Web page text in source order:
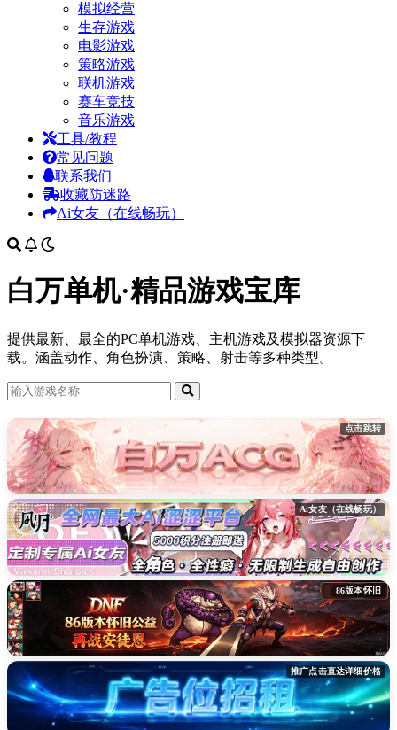
模拟经营
生存游戏
电影游戏
策略游戏
联机游戏
赛车竞技
音乐游戏
工具/教程
常见问题
联系我们
收藏防迷路
Ai女友（在线畅玩）
白万单机·精品游戏宝库
提供最新、最全的PC单机游戏、主机游戏及模拟器资源下
载。涵盖动作、角色扮演、策略、射击等多种类型。
点击跳转
Ai女友（在线畅玩）
86版本怀旧
推广点击直达详细价格